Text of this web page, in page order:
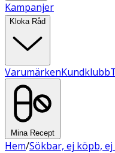
Kampanjer
Kloka Råd
VarumärkenKundklubb
Mina Recept
Hem/Sökbar, ej köpb,